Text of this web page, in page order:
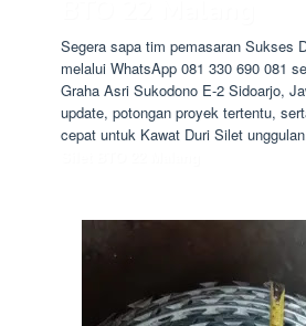
Segera sapa tim pemasaran Sukses
melalui WhatsApp 081 330 690 081
Graha Asri Sukodono E-2 Sidoarjo,
update, potongan proyek tertentu,
cepat untuk Kawat Duri Silet